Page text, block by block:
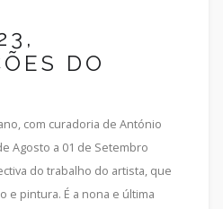
DO
com curadoria de António
Agosto a 01 de Setembro
do trabalho do artista, que
e pintura. É a nona e última